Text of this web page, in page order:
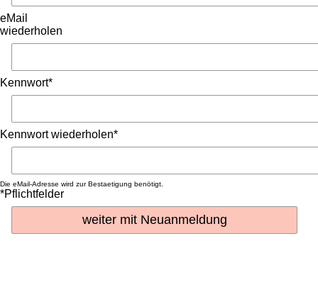
eMail
wiederholen
Kennwort*
Kennwort wiederholen*
Die eMail-Adresse wird zur Bestaetigung benötigt.
*Pflichtfelder